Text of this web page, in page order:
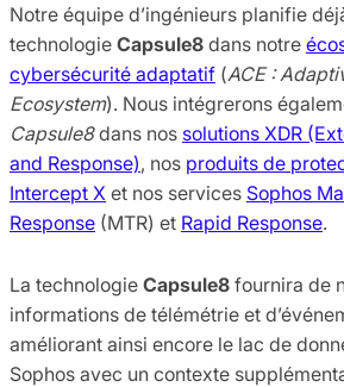
Notre équipe d’ingénieurs planifie
technologie Capsule8 dans notre
cybersécurité adaptatif (ACE :
Ecosystem). Nous intégrerons
Capsule8dans nos solutions XDR
and Response), nos produits de
Intercept X et nos services Sophos
Response (MTR) et Rapid Response.
La technologie Capsule8 fournira de
informations de télémétrie et
améliorant ainsi encore le lac de
Sophos avec un contexte